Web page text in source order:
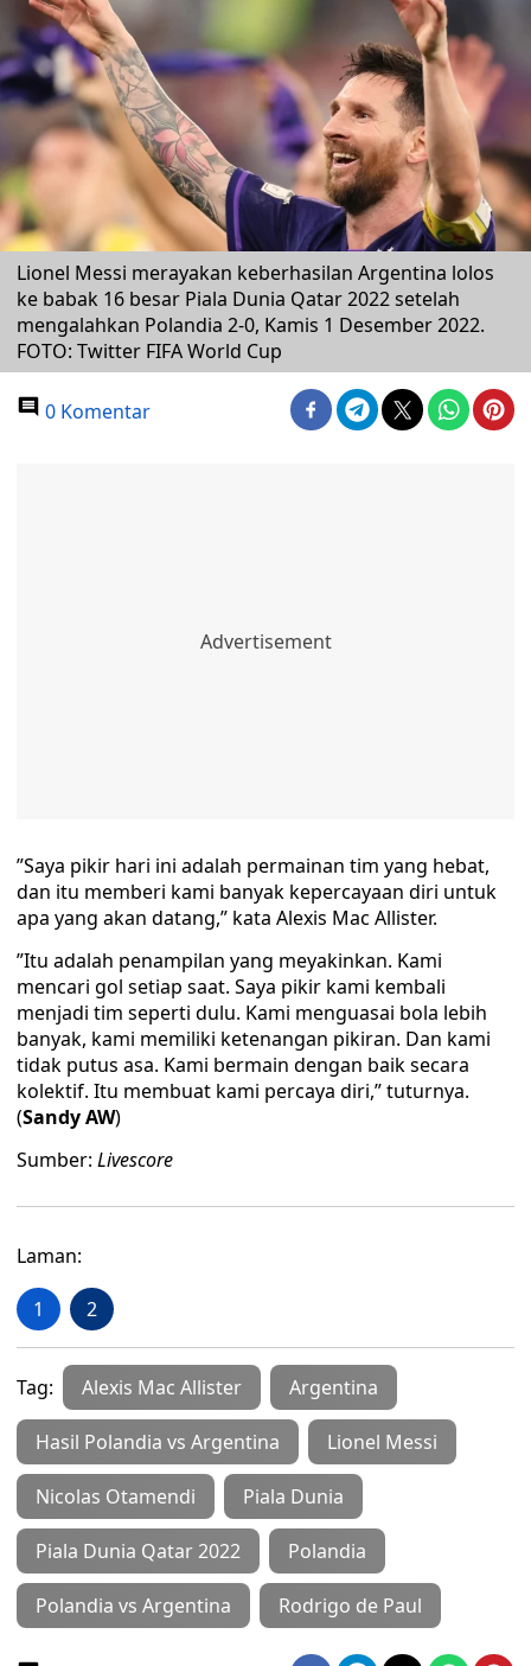
Lionel Messi merayakan keberhasilan Argentina lolos
ke babak 16 besar Piala Dunia Qatar 2022 setelah
mengalahkan Polandia 2-0, Kamis 1 Desember 2022.
FOTO: Twitter FIFA World Cup
0 Komentar
”Saya pikir hari ini adalah permainan tim yang hebat,
dan itu memberi kami banyak kepercayaan diri untuk
apa yang akan datang,” kata Alexis Mac Allister.
”Itu adalah penampilan yang meyakinkan. Kami
mencari gol setiap saat. Saya pikir kami kembali
menjadi tim seperti dulu. Kami menguasai bola lebih
banyak, kami memiliki ketenangan pikiran. Dan kami
tidak putus asa. Kami bermain dengan baik secara
kolektif. Itu membuat kami percaya diri,” tuturnya.
(Sandy AW)
Sumber: Livescore
Laman:
1 2
Tag: Alexis Mac Allister Argentina
Hasil Polandia vs Argentina Lionel Messi
Nicolas Otamendi Piala Dunia
Piala Dunia Qatar 2022 Polandia
Polandia vs Argentina Rodrigo de Paul